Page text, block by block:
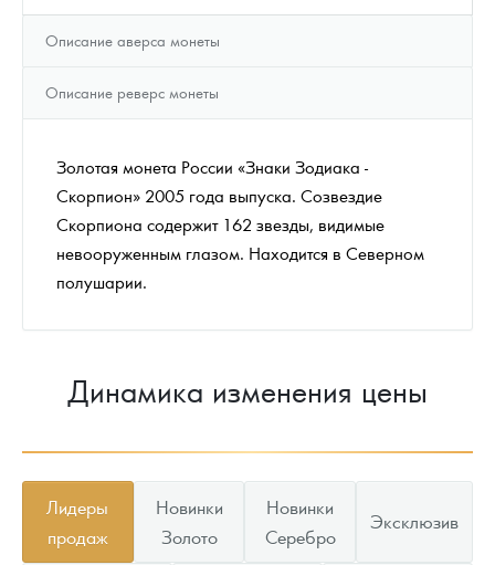
Описание аверса монеты
Описание реверс монеты
Золотая монета России «Знаки Зодиака -
Скорпион» 2005 года выпуска. Созвездие
Скорпиона содержит 162 звезды, видимые
невооруженным глазом. Находится в Северном
полушарии.
Динамика изменения цены
Лидеры
продаж
Новинки
Золото
Новинки
Серебро
Эксклюзив